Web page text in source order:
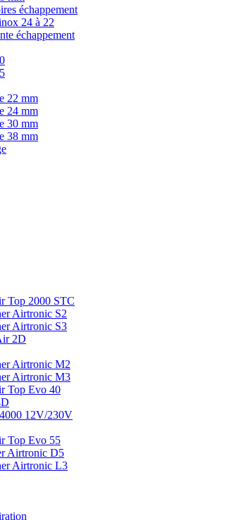
échappement
24 à 22
échappement
22 mm
24 mm
30 mm
38 mm
Top 2000 STC
Airtronic S2
Airtronic S3
2D
Airtronic M2
Airtronic M3
Top Evo 40
12V/230V
Top Evo 55
Airtronic D5
Airtronic L3